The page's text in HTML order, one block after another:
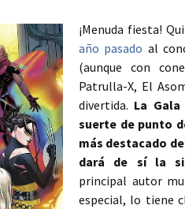
¡Menuda fiesta!
año pasado al
(aunque con
Patrulla-X, El
divertida. La
suerte de punto
más destacado
dará de sí la
principal autor
especial, lo tiene